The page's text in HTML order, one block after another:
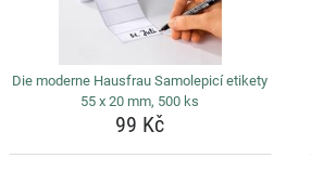
Die moderne Hausfrau Samolepicí etikety
55 x 20 mm, 500 ks
99 Kč